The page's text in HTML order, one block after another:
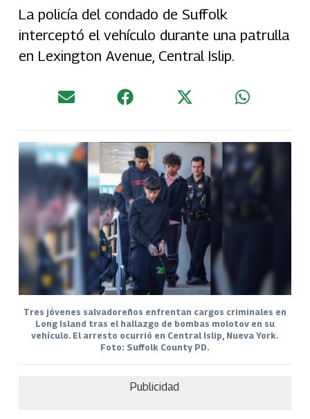
La policía del condado de Suffolk
interceptó el vehículo durante una patrulla
en Lexington Avenue, Central Islip.
Tres jóvenes salvadoreños enfrentan cargos criminales en
Long Island tras el hallazgo de bombas molotov en su
vehículo. El arresto ocurrió en Central Islip, Nueva York.
Foto: Suffolk County PD.
Publicidad